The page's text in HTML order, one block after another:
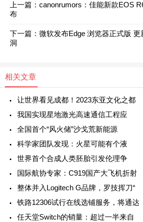
上一篇： canonrumors：佳能新款EOS
布
下一篇： 微软发布Edge 浏览器正式版
洞
相关文章
让世界看见成都！2023东亚文化之都
我国实现星地激光高速通信工程应
全国首个“风火储”沙戈荒新能源
科学家团队发现：火星可能有个液
世界首个合成人类胚胎引发伦理争
国际航协专家：C919国产大飞机折射
整体并入Logitech G品牌，罗技挥刀“
铁路12306试行在线选铺服务，将通达
任天堂Switch的销量：超过一半来自